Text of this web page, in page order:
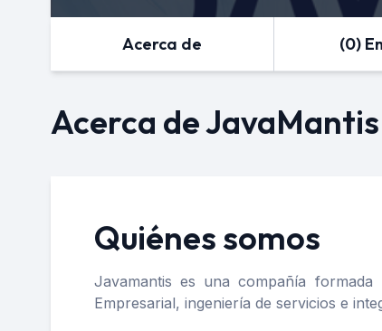
Acerca de (0)
Acerca de JavaMantis
Quiénes somos
Javamantis es una compañía
Empresarial, ingeniería de servicios e